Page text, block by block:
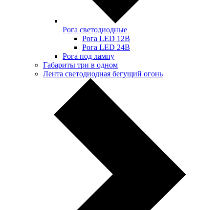
Рога светодиодные
Рога LED 12В
Рога LED 24В
Рога под лампу
Габариты три в одном
Лента светодиодная бегущий огонь